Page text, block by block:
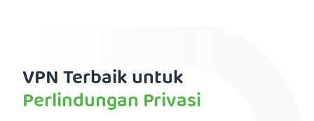
VPN Terbaik untuk
Perlindungan Privasi